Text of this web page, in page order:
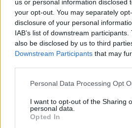
us or personal information disclosed
your opt-out. You may separately
disclosure of your personal
IAB’s list of downstream
also be disclosed by us to third
Downstream Participants that may
Please note that this website/app
not limited to your visit or usage
grant or deny consent to Google and
use your data for below specified
Personal Data Processing Opt
I want to opt-out of the Sharing
personal data.
Opted In
όρασή της - «Ήταν τρυπημένη
πρόσωπο»
Κοινωνία
Βόλος: Ο 40χρονος σκότωσε
εργαλείο ψησίματος – Τι
Κοινωνία